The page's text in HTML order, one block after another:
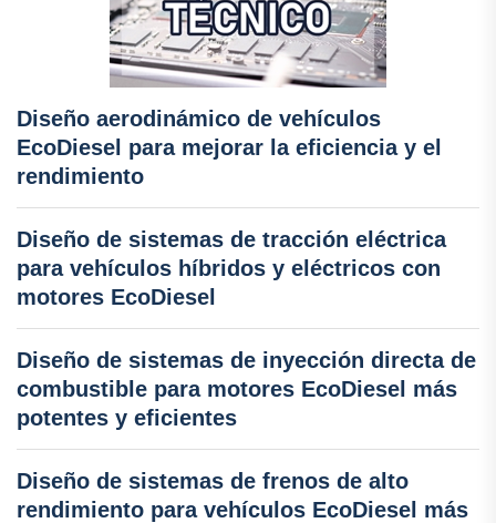
Diseño aerodinámico de vehículos
EcoDiesel para mejorar la eficiencia y el
rendimiento
Diseño de sistemas de tracción eléctrica
para vehículos híbridos y eléctricos con
motores EcoDiesel
Diseño de sistemas de inyección directa de
combustible para motores EcoDiesel más
potentes y eficientes
Diseño de sistemas de frenos de alto
rendimiento para vehículos EcoDiesel más